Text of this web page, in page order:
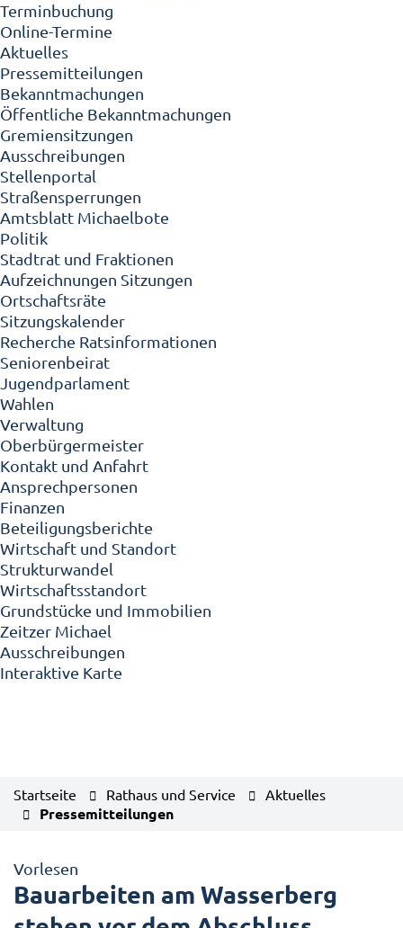
Terminbuchung
Online-Termine
Aktuelles
Pressemitteilungen
Bekanntmachungen
Öffentliche Bekanntmachungen
Gremiensitzungen
Ausschreibungen
Stellenportal
Straßensperrungen
Amtsblatt Michaelbote
Politik
Stadtrat und Fraktionen
Aufzeichnungen Sitzungen
Ortschaftsräte
Sitzungskalender
Recherche Ratsinformationen
Seniorenbeirat
Jugendparlament
Wahlen
Verwaltung
Oberbürgermeister
Kontakt und Anfahrt
Ansprechpersonen
Finanzen
Beteiligungsberichte
Wirtschaft und Standort
Strukturwandel
Wirtschaftsstandort
Grundstücke und Immobilien
Zeitzer Michael
Ausschreibungen
Interaktive Karte
Startseite Rathaus und Service Aktuelles
Pressemitteilungen
Vorlesen
Bauarbeiten am Wasserberg